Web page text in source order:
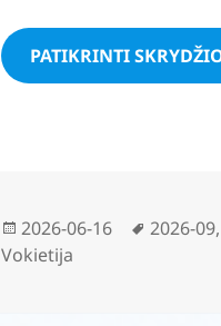
PATIKRINTI
Paskelbta
2026-06-16 Žymos
2026-09,
Vokietija